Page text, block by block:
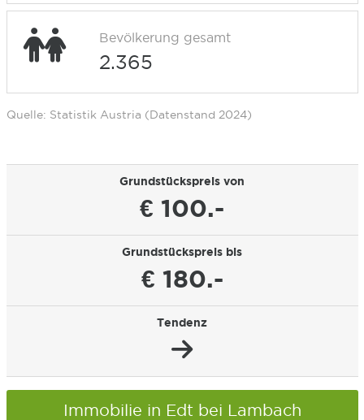
Bevölkerung gesamt
2.365
Quelle: Statistik Austria (Datenstand 2024)
Grundstückspreis von
€ 100.-
Grundstückspreis bis
€ 180.-
Tendenz
Immobilie in Edt bei Lambach